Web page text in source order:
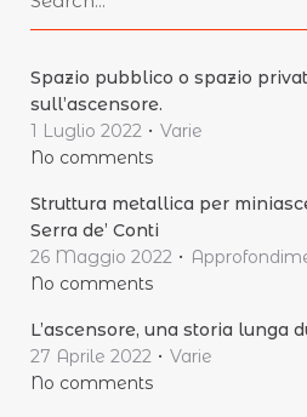
for:
Spazio pubblico o spazio
sull’ascensore.
1 Luglio 2022
Varie
No comments
Struttura metallica per
Serra de’ Conti
26 Maggio 2022
No comments
L’ascensore, una storia lunga
27 Aprile 2022
Varie
No comments